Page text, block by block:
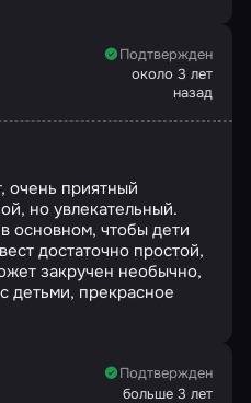
Подтвержден
около 3 лет
назад
очень приятный
но увлекательный.
основном, чтобы дети
достаточно простой,
закручен необычно,
детьми, прекрасное
Подтвержден
больше 3 лет